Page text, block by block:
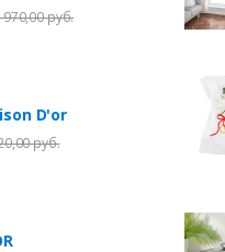
970,00 руб.
Maison D'or
руб.